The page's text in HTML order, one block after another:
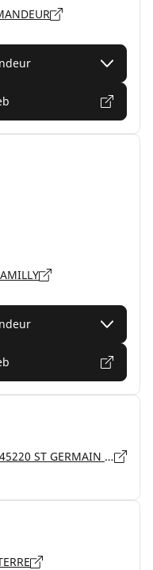
6 Rue des Anciens Combattants, 45220 ST GERMAIN DES PRES